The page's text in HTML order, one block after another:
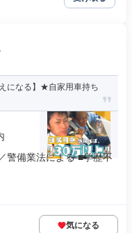
えになる】★自家用車持ち
警備業法による ■学歴不
気になる